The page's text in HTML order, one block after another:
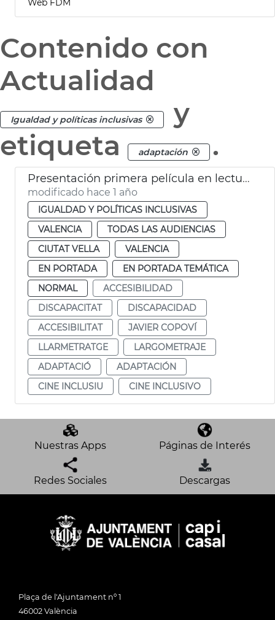
Contenido con
Actualidad
Igualdad y políticas inclusivas
y
etiqueta
adaptación .
Presentación primera película en lectura fácil en España
modificado hace 1 año
IGUALDAD Y POLÍTICAS INCLUSIVAS
VALENCIA
TODAS LAS AUDIENCIAS
CIUTAT VELLA
VALENCIA
EN PORTADA
EN PORTADA TEMÁTICA
NORMAL
ACCESIBILIDAD
DISCAPACITAT
DISCAPACIDAD
ACCESIBILITAT
JAVIER COPOVÍ
LLARMETRATGE
LARGOMETRAJE
ADAPTACIÓ
ADAPTACIÓN
CINE INCLUSIU
CINE INCLUSIVO
Nuestras Apps Páginas de Interés
Redes Sociales Descargas
Plaça de l'Ajuntament nº 1
46002 València